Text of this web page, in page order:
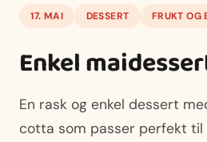
17. MAI DESSERT FRUKT OG
Enkel
En rask og enkel dessert
cotta som passer perfekt til